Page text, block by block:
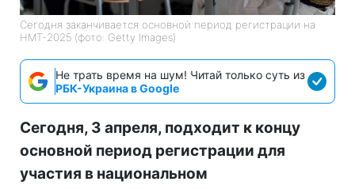
Сегодня заканчивается основной период регистрации на
НМТ-2025 (фото: Getty Images)
Не трать время на шум! Читай только суть из
РБК-Украина в Google
Сегодня, 3 апреля, подходит к концу
основной период регистрации для
участия в национальном